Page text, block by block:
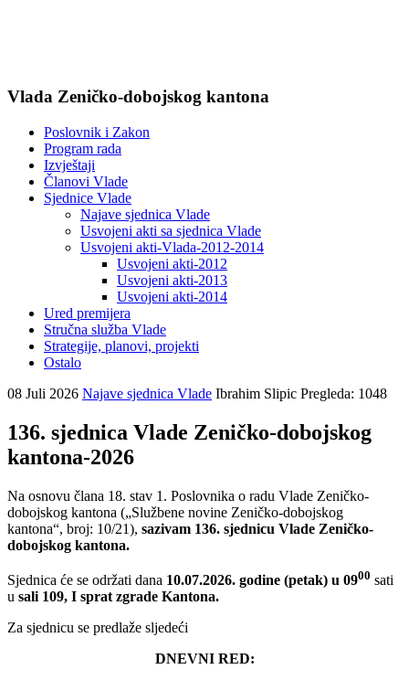
Vlada Zeničko-dobojskog kantona
Poslovnik i Zakon
Program rada
Izvještaji
Članovi Vlade
Sjednice Vlade
Najave sjednica Vlade
Usvojeni akti sa sjednica Vlade
Usvojeni akti-Vlada-2012-2014
Usvojeni akti-2012
Usvojeni akti-2013
Usvojeni akti-2014
Ured premijera
Stručna služba Vlade
Strategije, planovi, projekti
Ostalo
08 Juli 2026 Najave sjednica Vlade Ibrahim Slipic Pregleda: 1048
136. sjednica Vlade Zeničko-dobojskog
kantona-2026
Na osnovu člana 18. stav 1. Poslovnika o radu Vlade Zeničko-
dobojskog kantona („Službene novine Zeničko-dobojskog
kantona“, broj: 10/21), sazivam 136. sjednicu Vlade Zeničko-
dobojskog kantona.
Sjednica će se održati dana 10.07.2026. godine (petak) u 0900 sati
u sali 109, I sprat zgrade Kantona.
Za sjednicu se predlaže sljedeći
DNEVNI RED: